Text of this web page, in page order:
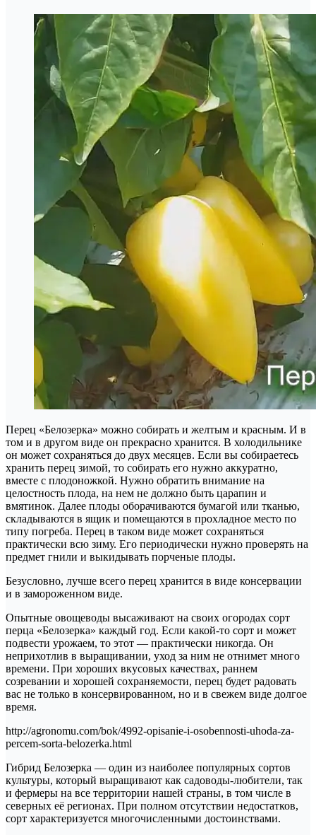
Перец «Белозерка» можно собирать и желтым и красным. И в
том и в другом виде он прекрасно хранится. В холодильнике
он может сохраняться до двух месяцев. Если вы собираетесь
хранить перец зимой, то собирать его нужно аккуратно,
вместе с плодоножкой. Нужно обратить внимание на
целостность плода, на нем не должно быть царапин и
вмятинок. Далее плоды оборачиваются бумагой или тканью,
складываются в ящик и помещаются в прохладное место по
типу погреба. Перец в таком виде может сохраняться
практически всю зиму. Его периодически нужно проверять на
предмет гнили и выкидывать порченые плоды.
Безусловно, лучше всего перец хранится в виде консервации
и в замороженном виде.
Опытные овощеводы высаживают на своих огородах сорт
перца «Белозерка» каждый год. Если какой-то сорт и может
подвести урожаем, то этот — практически никогда. Он
неприхотлив в выращивании, уход за ним не отнимет много
времени. При хороших вкусовых качествах, раннем
созревании и хорошей сохраняемости, перец будет радовать
вас не только в консервированном, но и в свежем виде долгое
время.
http://agronomu.com/bok/4992-opisanie-i-osobennosti-uhoda-za-
percem-sorta-belozerka.html
Гибрид Белозерка — один из наиболее популярных сортов
культуры, который выращивают как садоводы-любители, так
и фермеры на все территории нашей страны, в том числе в
северных её регионах. При полном отсутствии недостатков,
сорт характеризуется многочисленными достоинствами.